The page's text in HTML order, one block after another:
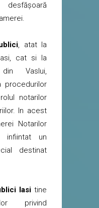
, atat la
cat si la
Vaslui,
procedurilor
notarilor
In acest
Notarilor
un
destinat
Iasitine
privind